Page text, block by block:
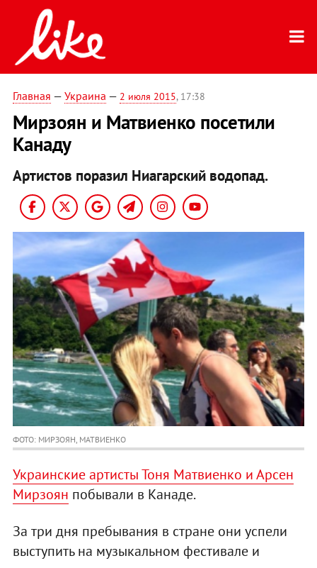
Главная — Украина — 2 июля 2015, 17:38
Мирзоян и Матвиенко посетили
Канаду
Артистов поразил Ниагарский водопад.
ФОТО: МИРЗОЯН, МАТВИЕНКО
Украинские артисты Тоня Матвиенко и Арсен
Мирзоян побывали в Канаде.
За три дня пребывания в стране они успели
выступить на музыкальном фестивале и